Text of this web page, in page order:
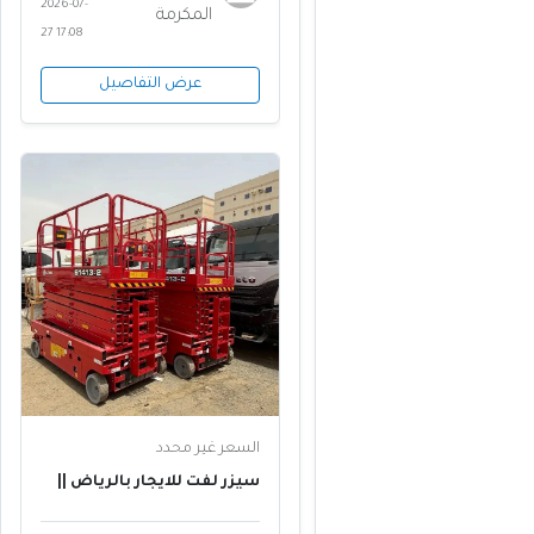
المكرمة
2026-07-
27 17:08
عرض التفاصيل
السعر غير محدد
سيزر لفت للايجار بالرياض ||
بطاريات صامتة || 2026 - تاج